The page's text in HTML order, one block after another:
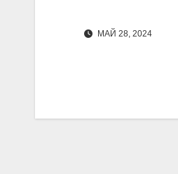
МАЙ 28, 2024